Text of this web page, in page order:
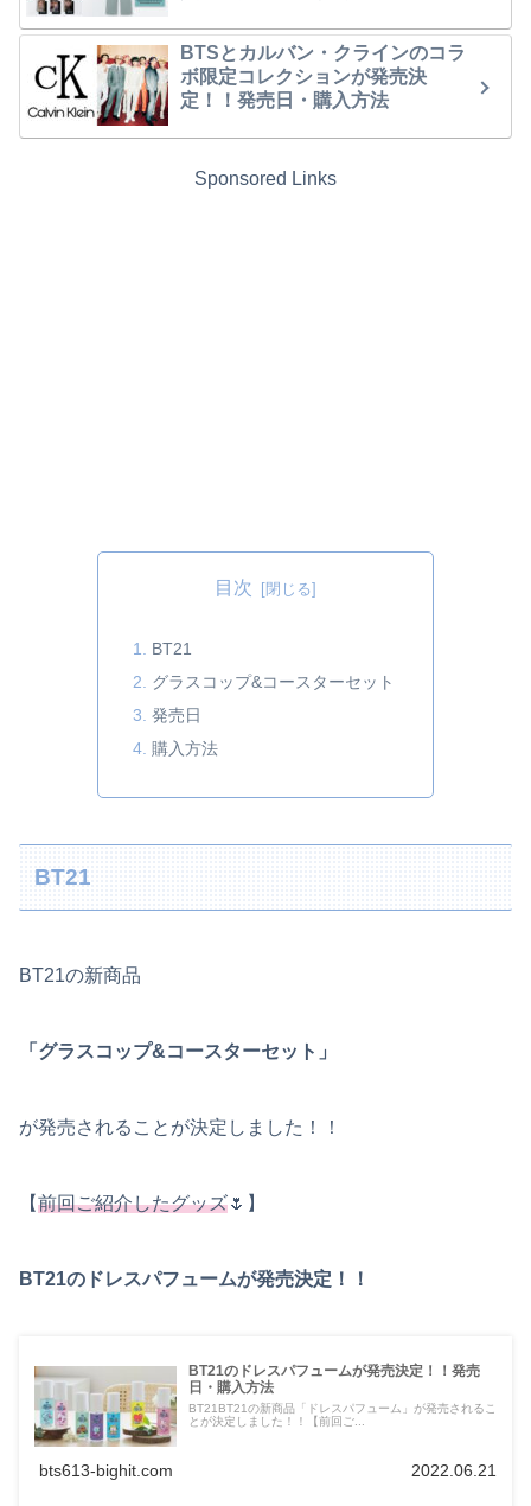
BTSとカルバン・クラインのコラ
ボ限定コレクションが発売決
定！！発売日・購入方法
Sponsored Links
目次
BT21
グラスコップ&コースターセット
発売日
購入方法
BT21
BT21の新商品
「グラスコップ&コースターセット」
が発売されることが決定しました！！
【前回ご紹介したグッズ🌷】
BT21のドレスパフュームが発売決定！！
BT21のドレスパフュームが発売決定！！発売
日・購入方法
BT21BT21の新商品「ドレスパフューム」が発売されるこ
とが決定しました！！【前回ご...
bts613-bighit.com 2022.06.21